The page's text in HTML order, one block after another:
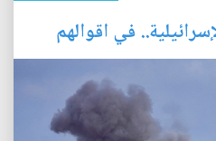
في اقوالهم